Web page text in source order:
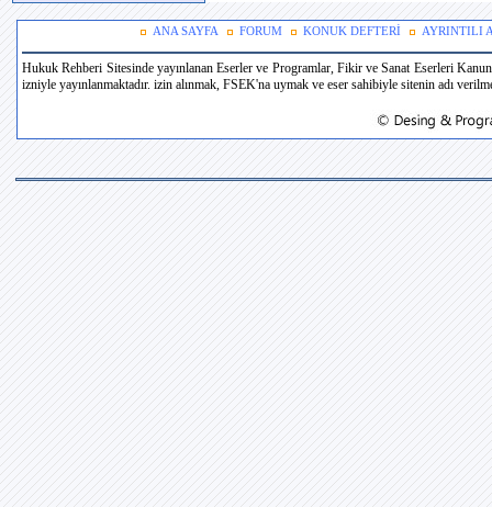
ANA SAYFA FORUM KONUK DEFTERİ AYRINTILI
Hukuk Rehberi Sitesinde yayınlanan Eserler ve Programlar, Fikir ve Sanat Eserleri
izniyle yayınlanmaktadır. izin alınmak, FSEK'na uymak ve eser sahibiyle sitenin adı